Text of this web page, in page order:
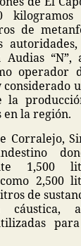
de
“N”,
la
en la región.
Corralejo,
1,500
2,500
de